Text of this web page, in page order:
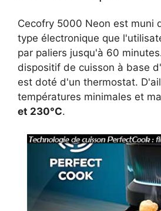
Cecofry 5000 Neon est muni
type électronique que
par paliers jusqu'à 60
dispositif de cuisson à base
est doté d'un thermostat.
températures minimales et
et 230°C.